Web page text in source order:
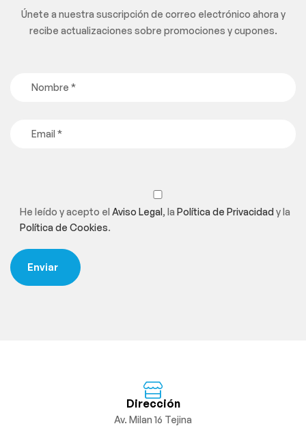
Únete a nuestra suscripción de correo electrónico ahora y
recibe actualizaciones sobre promociones y cupones.
He leído y acepto el Aviso Legal, la Política de Privacidady la
Política de Cookies.
Dirección
Av. Milan 16 Tejina